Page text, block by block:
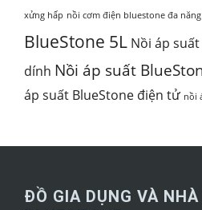
xửng hấp nồi cơm điện bluestone đa năng
BlueStone 5L Nồi áp
dính Nồi áp suất
áp suất BlueStone điện tử nồi
ĐỒ GIA DỤNG VÀ NHÀ